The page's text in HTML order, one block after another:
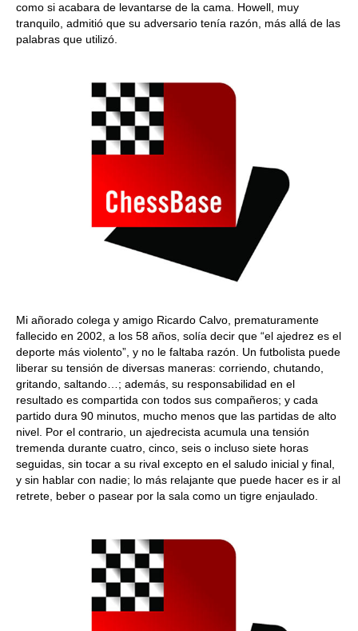
como si acabara de levantarse de la cama. Howell, muy
tranquilo, admitió que su adversario tenía razón, más allá de las
palabras que utilizó.
Mi añorado colega y amigo Ricardo Calvo, prematuramente
fallecido en 2002, a los 58 años, solía decir que “el ajedrez es el
deporte más violento”, y no le faltaba razón. Un futbolista puede
liberar su tensión de diversas maneras: corriendo, chutando,
gritando, saltando…; además, su responsabilidad en el
resultado es compartida con todos sus compañeros; y cada
partido dura 90 minutos, mucho menos que las partidas de alto
nivel. Por el contrario, un ajedrecista acumula una tensión
tremenda durante cuatro, cinco, seis o incluso siete horas
seguidas, sin tocar a su rival excepto en el saludo inicial y final,
y sin hablar con nadie; lo más relajante que puede hacer es ir al
retrete, beber o pasear por la sala como un tigre enjaulado.